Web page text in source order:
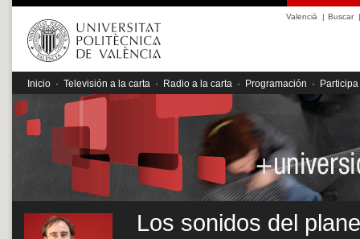
Valencià | Buscar|
Inicio · Televisión a la carta · Radio a la carta · Programación · Participa
Los sonidos del